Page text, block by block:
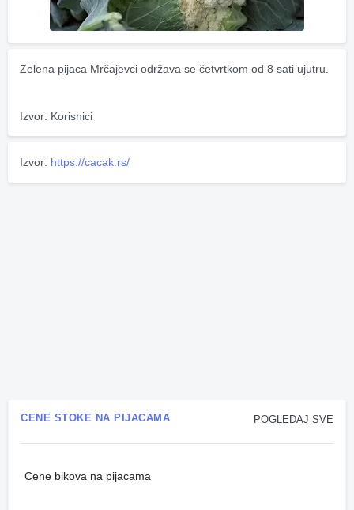
Zelena pijaca Mrčajevci održava se četvrtkom od 8 sati ujutru.
Izvor: Korisnici
Izvor: https://cacak.rs/
POGLEDAJ SVE
CENE STOKE NA PIJACAMA
Cene bikova na pijacama